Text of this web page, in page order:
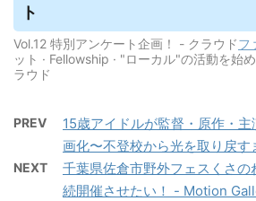
ト
Vol.12 特別アンケート企画！ - クラウドフ
ット · Fellowship · "ローカル"の活動を始
ラウド
PREV
15歳アイドルが監督・原作・
画化〜不登校から光を取り戻す
NEXT
千葉県佐倉市野外フェスくさの
続開催させたい！ - Motion